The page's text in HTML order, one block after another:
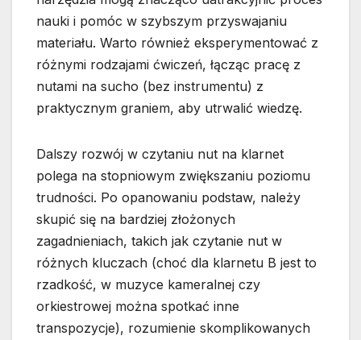
nauki i pomóc w szybszym przyswajaniu
materiału. Warto również eksperymentować z
różnymi rodzajami ćwiczeń, łącząc pracę z
nutami na sucho (bez instrumentu) z
praktycznym graniem, aby utrwalić wiedzę.
Dalszy rozwój w czytaniu nut na klarnet
polega na stopniowym zwiększaniu poziomu
trudności. Po opanowaniu podstaw, należy
skupić się na bardziej złożonych
zagadnieniach, takich jak czytanie nut w
różnych kluczach (choć dla klarnetu B jest to
rzadkość, w muzyce kameralnej czy
orkiestrowej można spotkać inne
transpozycje), rozumienie skomplikowanych